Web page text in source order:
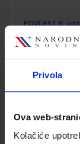
Privola
Ova web-
Kolačiće
POVIJEST 6;
ŠIFRA OMOTA:
Udžbenik